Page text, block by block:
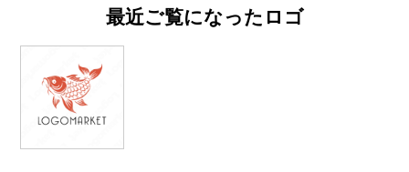
最近ご覧になったロゴ